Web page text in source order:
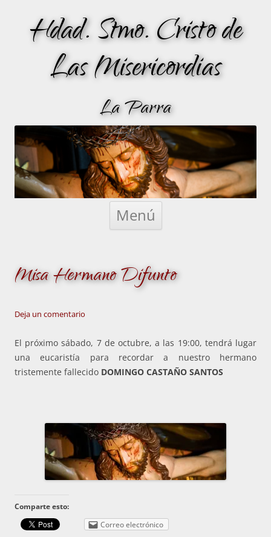
Hdad. Stmo. Cristo de
Las Misericordias
La Parra
Menú
Saltar
Misa Hermano Difunto
Deja un comentario
El próximo sábado, 7 de octubre, a las 19:00, tendrá lugar
una eucaristía para recordar a nuestro hermano
tristemente fallecido DOMINGO CASTAÑO SANTOS
Comparte esto:
Correo electrónico